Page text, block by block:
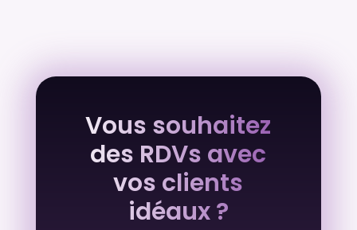
Vous souhaitez
des RDVs avec
vos clients
idéaux ?